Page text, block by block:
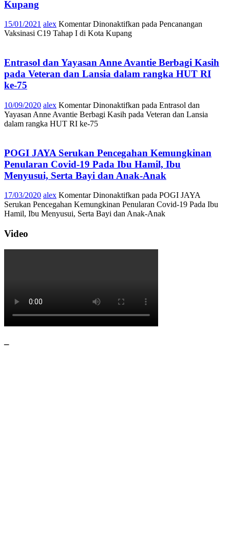
Kupang
15/01/2021 alex Komentar Dinonaktifkan pada Pencanangan
Vaksinasi C19 Tahap I di Kota Kupang
Entrasol dan Yayasan Anne Avantie Berbagi Kasih
pada Veteran dan Lansia dalam rangka HUT RI
ke-75
10/09/2020 alex Komentar Dinonaktifkan pada Entrasol dan
Yayasan Anne Avantie Berbagi Kasih pada Veteran dan Lansia
dalam rangka HUT RI ke-75
POGI JAYA Serukan Pencegahan Kemungkinan
Penularan Covid-19 Pada Ibu Hamil, Ibu
Menyusui, Serta Bayi dan Anak-Anak
17/03/2020 alex Komentar Dinonaktifkan pada POGI JAYA
Serukan Pencegahan Kemungkinan Penularan Covid-19 Pada Ibu
Hamil, Ibu Menyusui, Serta Bayi dan Anak-Anak
Video
–